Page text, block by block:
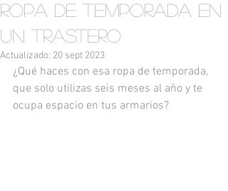
ropa de temporada en
un trastero
Actualizado: 20 sept 2023
¿Qué haces con esa ropa de temporada,
que solo utilizas seis meses al año y te
ocupa espacio en tus armarios?